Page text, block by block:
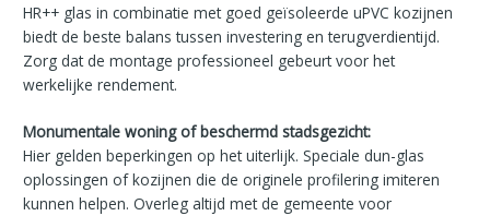
HR++ glas in combinatie met goed geïsoleerde uPVC kozijnen
biedt de beste balans tussen investering en terugverdientijd.
Zorg dat de montage professioneel gebeurt voor het
werkelijke rendement.
Monumentale woning of beschermd stadsgezicht:
Hier gelden beperkingen op het uiterlijk. Speciale dun-glas
oplossingen of kozijnen die de originele profilering imiteren
kunnen helpen. Overleg altijd met de gemeente voor